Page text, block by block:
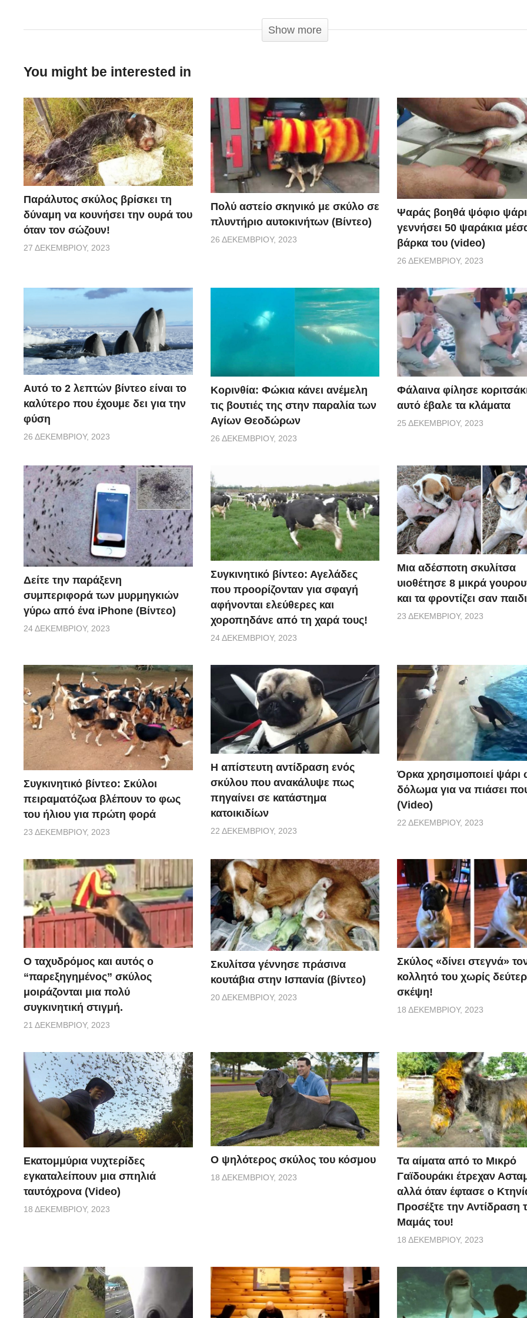
Show more
You might be interested in
Παράλυτος σκύλος βρίσκει τη
δύναμη να κουνήσει την ουρά του
όταν τον σώζουν!
27 ΔΕΚΕΜΒΡΊΟΥ, 2023
Πολύ αστείο σκηνικό με σκύλο σε
πλυντήριο αυτοκινήτων (Βίντεο)
26 ΔΕΚΕΜΒΡΊΟΥ, 2023
Ψαράς βοηθά ψόφιο
γεννήσει 50 ψαράκια
βάρκα του (video)
26 ΔΕΚΕΜΒΡΊΟΥ, 2023
Αυτό το 2 λεπτών βίντεο είναι το
καλύτερο που έχουμε δει για την
φύση
26 ΔΕΚΕΜΒΡΊΟΥ, 2023
Κορινθία: Φώκια κάνει ανέμελη
τις βουτιές της στην παραλία των
Αγίων Θεοδώρων
26 ΔΕΚΕΜΒΡΊΟΥ, 2023
Φάλαινα φίλησε
αυτό έβαλε τα κλάματα
25 ΔΕΚΕΜΒΡΊΟΥ, 2023
Δείτε την παράξενη
συμπεριφορά των μυρμηγκιών
γύρω από ένα iPhone (Βίντεο)
24 ΔΕΚΕΜΒΡΊΟΥ, 2023
Συγκινητικό βίντεο: Αγελάδες
που προορίζονταν για σφαγή
αφήνονται ελεύθερες και
χοροπηδάνε από τη χαρά τους!
24 ΔΕΚΕΜΒΡΊΟΥ, 2023
Μια αδέσποτη σκυλίτσα
υιοθέτησε 8 μικρά
και τα φροντίζει σαν
23 ΔΕΚΕΜΒΡΊΟΥ, 2023
Συγκινητικό βίντεο: Σκύλοι
πειραματόζωα βλέπουν το φως
του ήλιου για πρώτη φορά
23 ΔΕΚΕΜΒΡΊΟΥ, 2023
Η απίστευτη αντίδραση ενός
σκύλου που ανακάλυψε πως
πηγαίνει σε κατάστημα
κατοικιδίων
22 ΔΕΚΕΜΒΡΊΟΥ, 2023
Όρκα χρησιμοποιεί ψάρι
δόλωμα για να πιάσει
(Video)
22 ΔΕΚΕΜΒΡΊΟΥ, 2023
Ο ταχυδρόμος και αυτός ο
“παρεξηγημένος” σκύλος
μοιράζονται μια πολύ
συγκινητική στιγμή.
21 ΔΕΚΕΜΒΡΊΟΥ, 2023
Σκυλίτσα γέννησε πράσινα
κουτάβια στην Ισπανία (βίντεο)
20 ΔΕΚΕΜΒΡΊΟΥ, 2023
Σκύλος «δίνει στεγνά»
κολλητό του χωρίς
σκέψη!
18 ΔΕΚΕΜΒΡΊΟΥ, 2023
Εκατομμύρια νυχτερίδες
εγκαταλείπουν μια σπηλιά
ταυτόχρονα (Video)
18 ΔΕΚΕΜΒΡΊΟΥ, 2023
Ο ψηλότερος σκύλος του κόσμου
18 ΔΕΚΕΜΒΡΊΟΥ, 2023
Τα αίματα από το Μικρό
Γαϊδουράκι έτρεχαν
αλλά όταν έφτασε ο
Προσέξτε την Αντίδραση
Μαμάς του!
18 ΔΕΚΕΜΒΡΊΟΥ, 2023